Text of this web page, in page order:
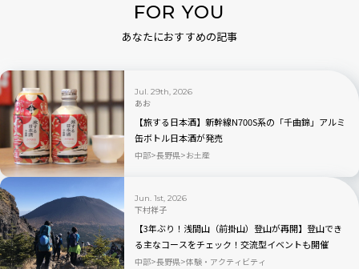
FOR YOU
あなたにおすすめの記事
Jul. 29th, 2026
あお
【旅する日本酒】新幹線N700S系の「千曲錦」アルミ
缶ボトル日本酒が発売
中部 長野県 お土産
Jun. 1st, 2026
下村祥子
【3年ぶり！浅間山（前掛山）登山が再開】登山でき
る主なコースをチェック！交流型イベントも開催
中部 長野県 体験・アクティビティ